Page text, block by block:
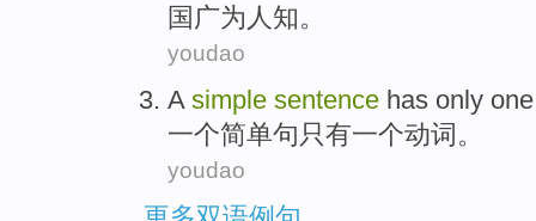
国 广为人知。
youdao
A simple sentence has only one
一个简单句 只有一个动词 。
youdao